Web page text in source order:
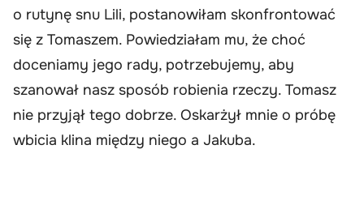
o rutynę snu Lili, postanowiłam skonfrontować
się z Tomaszem. Powiedziałam mu, że choć
doceniamy jego rady, potrzebujemy, aby
szanował nasz sposób robienia rzeczy. Tomasz
nie przyjął tego dobrze. Oskarżył mnie o próbę
wbicia klina między niego a Jakuba.